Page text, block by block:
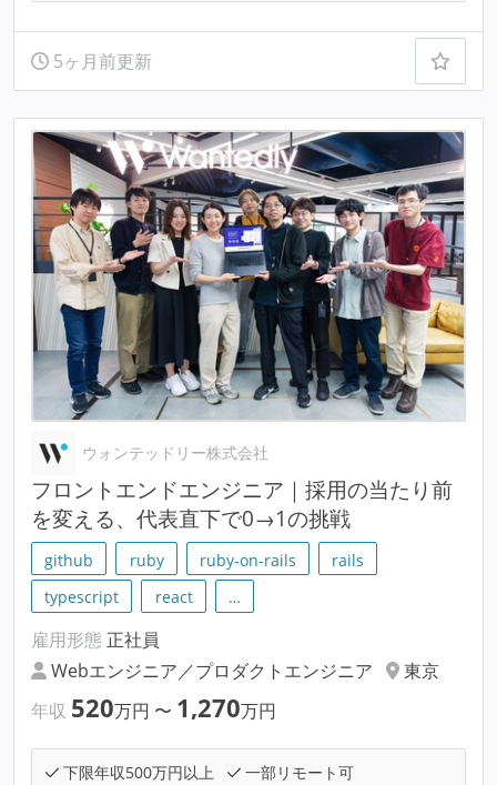
5ヶ月前更新
ウォンテッドリー株式会社
フロントエンドエンジニア｜採用の当たり前
を変える、代表直下で0→1の挑戦
github ruby ruby-on-rails
rails
typescript
react …
雇用形態 正社員
Webエンジニア／プロダクトエンジニア
東京
年収 520万円 〜 1,270万円
下限年収500万円以上
一部リモート可